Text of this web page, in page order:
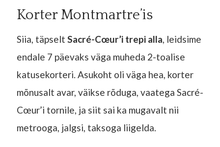
Korter Montmartre’is
Siia, täpselt Sacré-Cœur’i trepi alla, leidsime
endale 7 päevaks väga muheda 2-toalise
katusekorteri. Asukoht oli väga hea, korter
mõnusalt avar, väikse rõduga, vaatega Sacré-
Cœur’i tornile, ja siit sai ka mugavalt nii
metrooga, jalgsi, taksoga liigelda.